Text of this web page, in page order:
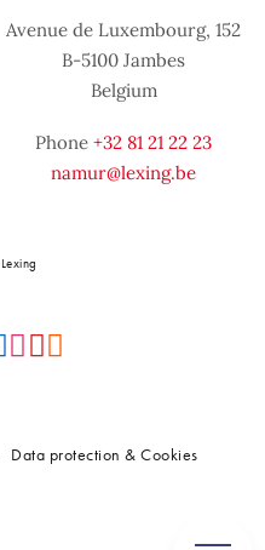
Avenue de Luxembourg, 152
B-5100 Jambes
Belgium
Phone +32 81 21 22 23
namur@lexing.be
Data protection & Cookies